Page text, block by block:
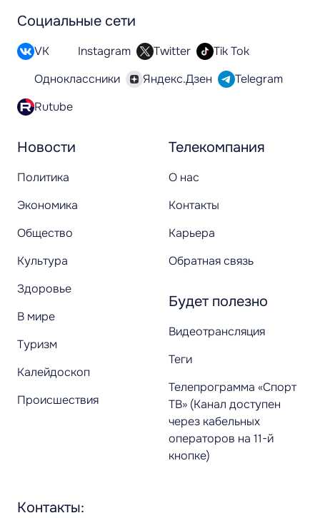
Новости
Политика
Экономика
Общество
Культура
Здоровье
В мире
Туризм
Калейдоскоп
Происшествия
Телекомпания
О нас
Контакты
Карьера
Обратная связь
Будет полезно
Видеотрансляция
Теги
Телепрограмма «Спорт
ТВ» (Канал доступен
через кабельных
операторов на 11-й
кнопке)
Социальные сети
VK Instagram Twitter
Tik Tok
Одноклассники
Яндекс.Дзен
Telegram
Rutube
Контакты: